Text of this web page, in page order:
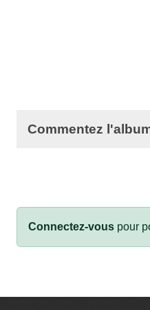
Commentez
Connectez-vous pour